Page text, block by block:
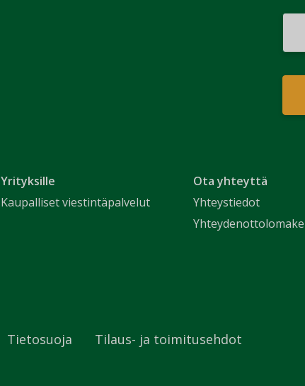
Yrityksille
Kaupalliset viestintäpalvelut
Ota yhteyttä
Yhteystiedot
Yhteydenottolomake
Tietosuoja Tilaus- ja toimitusehdot